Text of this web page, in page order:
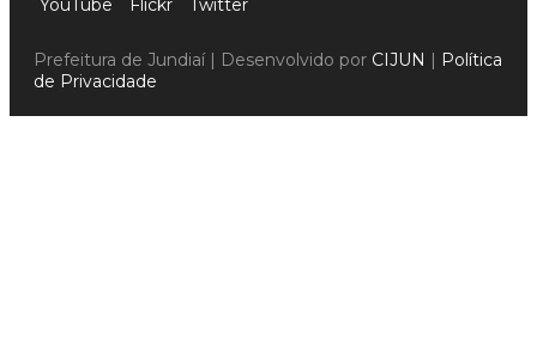
YouTube Flickr Twitter
Prefeitura de Jundiaí | Desenvolvido por CIJUN | Política
de Privacidade